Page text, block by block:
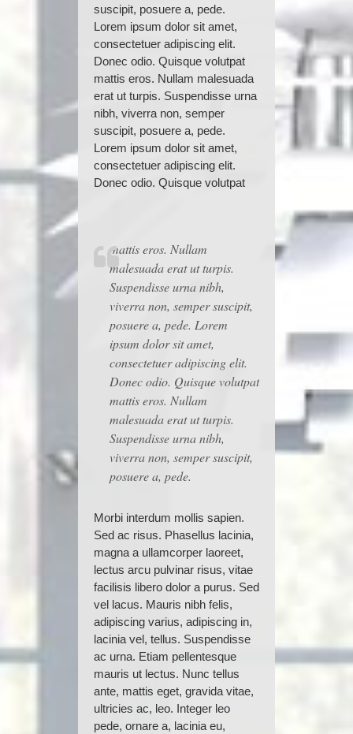
suscipit, posuere a, pede.
Lorem ipsum dolor sit amet,
consectetuer adipiscing elit.
Donec odio. Quisque volutpat
mattis eros. Nullam malesuada
erat ut turpis. Suspendisse urna
nibh, viverra non, semper
suscipit, posuere a, pede.
Lorem ipsum dolor sit amet,
consectetuer adipiscing elit.
Donec odio. Quisque volutpat
mattis eros. Nullam
malesuada erat ut turpis.
Suspendisse urna nibh,
viverra non, semper suscipit,
posuere a, pede. Lorem
ipsum dolor sit amet,
consectetuer adipiscing elit.
Donec odio. Quisque volutpat
mattis eros. Nullam
malesuada erat ut turpis.
Suspendisse urna nibh,
viverra non, semper suscipit,
posuere a, pede.
Morbi interdum mollis sapien.
Sed ac risus. Phasellus lacinia,
magna a ullamcorper laoreet,
lectus arcu pulvinar risus, vitae
facilisis libero dolor a purus. Sed
vel lacus. Mauris nibh felis,
adipiscing varius, adipiscing in,
lacinia vel, tellus. Suspendisse
ac urna. Etiam pellentesque
mauris ut lectus. Nunc tellus
ante, mattis eget, gravida vitae,
ultricies ac, leo. Integer leo
pede, ornare a, lacinia eu,